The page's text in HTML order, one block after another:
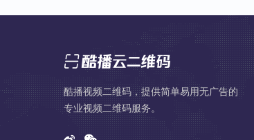
酷播视频二维码，提供简单易用无广告的
专业视频二维码服务。